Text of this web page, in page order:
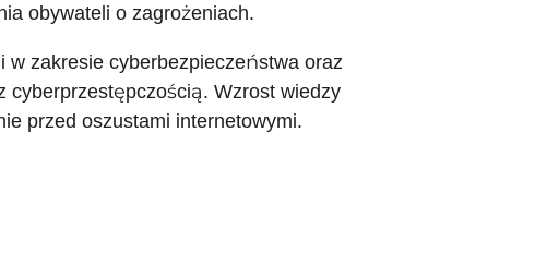
obywateli o zagrożeniach.
zakresie cyberbezpieczeństwa oraz
cyberprzestępczością. Wzrost wiedzy
przed oszustami internetowymi.